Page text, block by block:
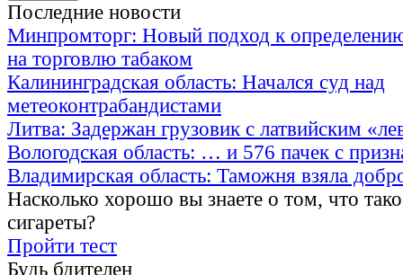
Последние новости
Минпромторг: Новый подход к
на торговлю табаком
Калининградская область: Начался суд над
метеоконтрабандистами
Литва: Задержан грузовик с латвийским
Вологодская область: … и 576 пачек с
Владимирская область: Таможня взяла
Насколько хорошо вы знаете о том, что
сигареты?
Пройти тест
Будь бдителен